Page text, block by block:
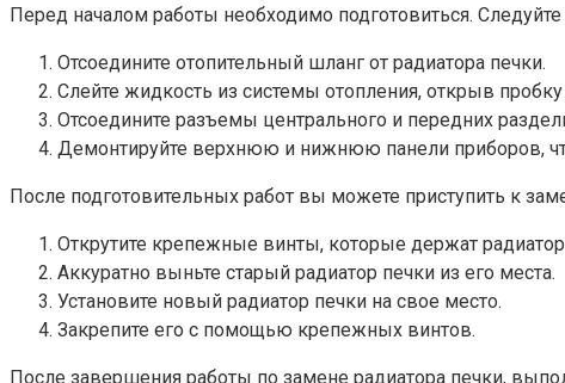
Перед началом работы необходимо подготовиться.
Отсоедините отопительный шланг от радиатора печки.
Слейте жидкость из системы отопления, открыв пробку
Отсоедините разъемы центрального и передних
Демонтируйте верхнюю и нижнюю панели приборов,
После подготовительных работ вы можете приступить к
Открутите крепежные винты, которые держат
Аккуратно выньте старый радиатор печки из его места.
Установите новый радиатор печки на свое место.
Закрепите его с помощью крепежных винтов.
После завершения работы по замене радиатора печки,